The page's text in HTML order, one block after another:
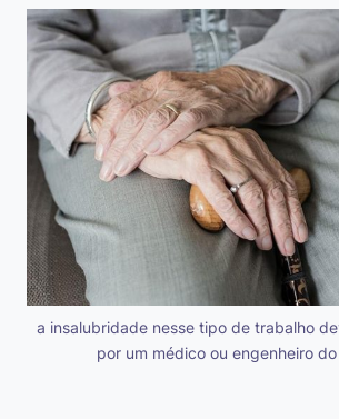
a insalubridade nesse tipo de trabalho
por um médico ou engenheiro